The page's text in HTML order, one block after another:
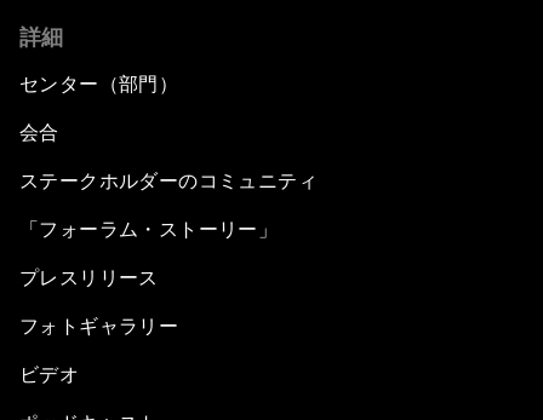
詳細
センター（部門）
会合
ステークホルダーのコミュニティ
「フォーラム・ストーリー」
プレスリリース
フォトギャラリー
ビデオ